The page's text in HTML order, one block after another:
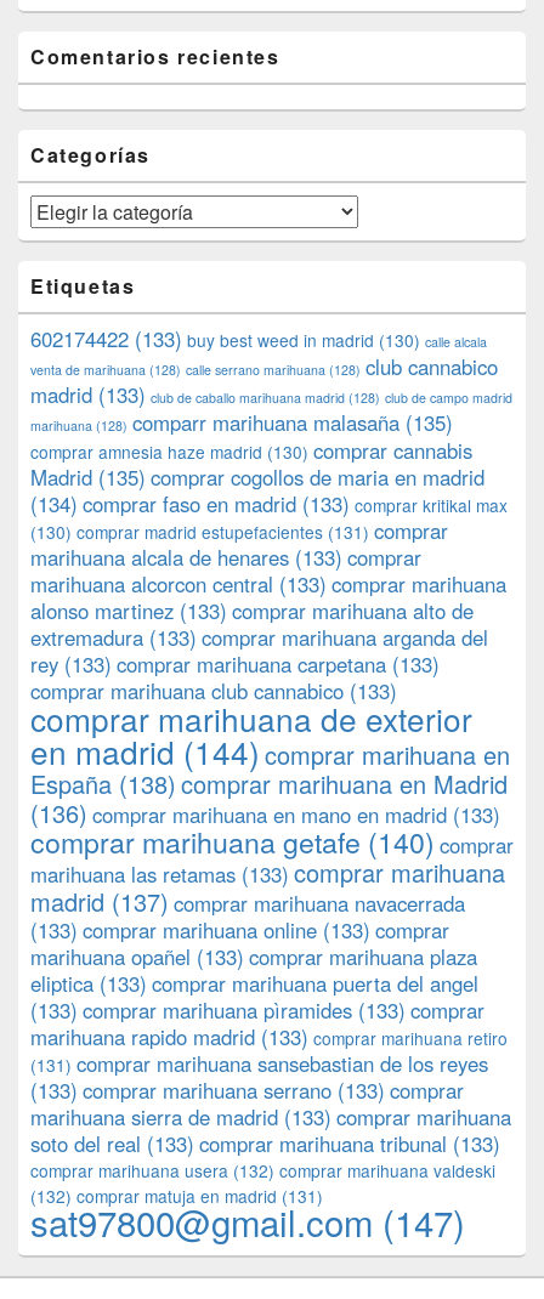
Comentarios recientes
Categorías
Categorías
Etiquetas
602174422 (133) buy best weed in madrid (130) calle alcala
venta de marihuana (128) calle serrano marihuana (128) club cannabico
madrid (133) club de caballo marihuana madrid (128) club de campo madrid
marihuana (128) comparr marihuana malasaña (135)
comprar amnesia haze madrid (130) comprar cannabis
Madrid (135) comprar cogollos de maria en madrid
(134) comprar faso en madrid (133) comprar kritikal max
(130) comprar madrid estupefacientes (131) comprar
marihuana alcala de henares (133) comprar
marihuana alcorcon central (133) comprar marihuana
alonso martinez (133) comprar marihuana alto de
extremadura (133) comprar marihuana arganda del
rey (133) comprar marihuana carpetana (133)
comprar marihuana club cannabico (133)
comprar marihuana de exterior
en madrid (144) comprar marihuana en
España (138) comprar marihuana en Madrid
(136) comprar marihuana en mano en madrid (133)
comprar marihuana getafe (140) comprar
marihuana las retamas (133) comprar marihuana
madrid (137) comprar marihuana navacerrada
(133) comprar marihuana online (133) comprar
marihuana opañel (133) comprar marihuana plaza
eliptica (133) comprar marihuana puerta del angel
(133) comprar marihuana pìramides (133) comprar
marihuana rapido madrid (133) comprar marihuana retiro
(131) comprar marihuana sansebastian de los reyes
(133) comprar marihuana serrano (133) comprar
marihuana sierra de madrid (133) comprar marihuana
soto del real (133) comprar marihuana tribunal (133)
comprar marihuana usera (132) comprar marihuana valdeski
(132) comprar matuja en madrid (131)
sat97800@gmail.com (147)